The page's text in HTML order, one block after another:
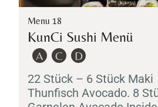
Menu 18
KunCi Sushi Menü
A C D
22 Stück – 6 Stück Maki
Thunfisch Avocado. 8